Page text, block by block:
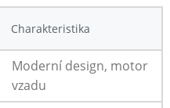
Charakteristika
Moderní design, motor
vzadu